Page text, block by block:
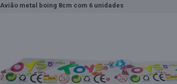
Avião metal boing 8cm com 6 unidades